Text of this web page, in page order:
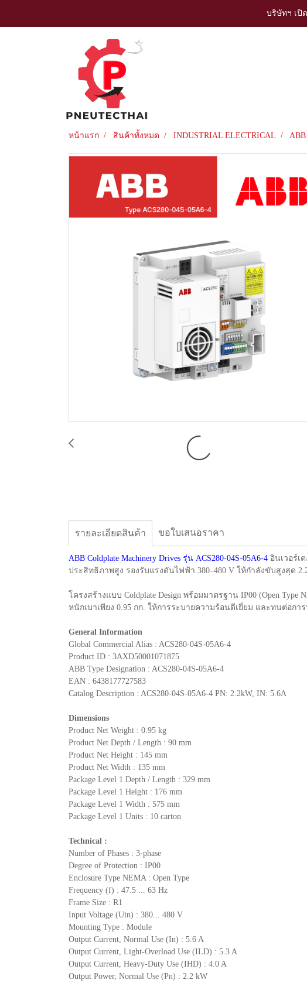
บริษัทฯ เปิ
หน้าแรก สินค้าทั้งหมด INDUSTRIAL ELECTRICAL ABB
รายละเอียดสินค้า ขอใบเสนอราคา
ABB Coldplate Machinery Drives รุ่น ACS280-04S-05A6-4 อินเวอร์เ
ประสิทธิภาพสูง รองรับแรงดันไฟฟ้า 380–480 V ให้กำลังขับสูงสุด
โครงสร้างแบบ Coldplate Design พร้อมมาตรฐาน IP00 (Open
หนักเบาเพียง 0.95 กก. ให้การระบายความร้อนดีเยี่ยม และทนต่อ
General Information
Global Commercial Alias : ACS280-04S-05A6-4
Product ID : 3AXD50001071875
ABB Type Designation : ACS280-04S-05A6-4
EAN : 6438177727583
Catalog Description : ACS280-04S-05A6-4 PN: 2.2kW, IN: 5.6A
Dimensions
Product Net Weight : 0.95 kg
Product Net Depth / Length : 90 mm
Product Net Height : 145 mm
Product Net Width : 135 mm
Package Level 1 Depth / Length : 329 mm
Package Level 1 Height : 176 mm
Package Level 1 Width : 575 mm
Package Level 1 Units : 10 carton
Technical :
Number of Phases : 3-phase
Degree of Protection : IP00
Enclosure Type NEMA : Open Type
Frequency (f) : 47.5 ... 63 Hz
Frame Size : R1
Input Voltage (Uin) : 380... 480 V
Mounting Type : Module
Output Current, Normal Use (In) : 5.6 A
Output Current, Light-Overload Use (ILD) : 5.3 A
Output Current, Heavy-Duty Use (IHD) : 4.0 A
Output Power, Normal Use (Pn) : 2.2 kW